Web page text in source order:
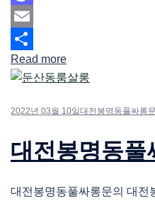
Mastodon
Email
Share
Read more
2022년 03월 10일 대전봉명동풀싸롱
대전봉명동풀
대전봉명동풀싸롱문의 대전